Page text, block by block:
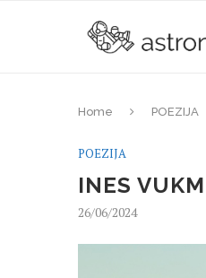
Home POEZIJA
POEZIJA
INES
26/06/2024